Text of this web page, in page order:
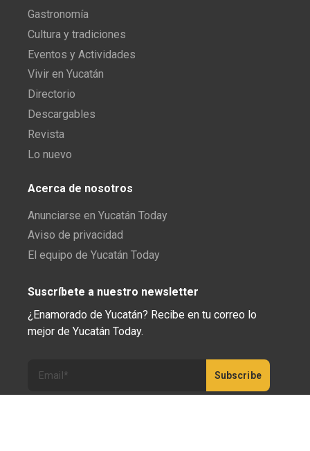
Gastronomía
Cultura y tradiciones
Eventos y Actividades
Vivir en Yucatán
Directorio
Descargables
Revista
Lo nuevo
Acerca de nosotros
Anunciarse en Yucatán Today
Aviso de privacidad
El equipo de Yucatán Today
Suscríbete a nuestro newsletter
¿Enamorado de Yucatán? Recibe en tu correo lo
mejor de Yucatán Today.